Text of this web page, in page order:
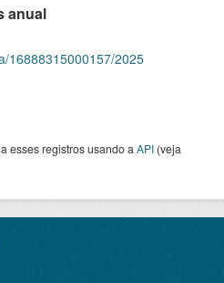
anual
16888315000157/2025
esses registros usando a API (veja